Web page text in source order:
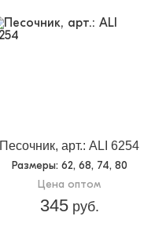
Песочник, арт.: ALI 6254
Размеры: 62, 68, 74, 80
Цена оптом
345руб.